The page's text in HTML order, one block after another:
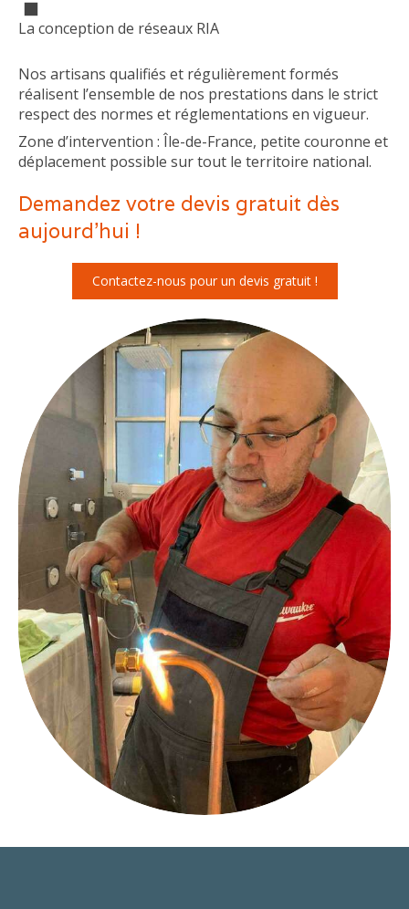
La conception de réseaux RIA
Nos artisans qualifiés et régulièrement formés
réalisent l’ensemble de nos prestations dans le strict
respect des normes et réglementations en vigueur.
Zone d’intervention : Île-de-France, petite couronne et
déplacement possible sur tout le territoire national.
Demandez votre devis gratuit dès
aujourd’hui !
Contactez-nous pour un devis gratuit !